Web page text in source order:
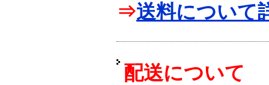
⇒送料について
配送について